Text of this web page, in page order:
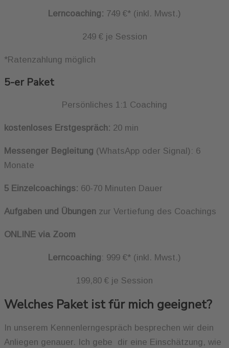
Lerncoaching: 749 €* (inkl. Mwst.)
249 € je Session
*Ratenzahlung möglich
5-er Paket
Persönliches 1:1 Coaching
kostenloses Erstgespräch: 20 min
Messenger Begleitung (WhatsApp oder Signal): 6
Monate
5 Einzelcoachings: 60-70 Minuten Dauer
Aufgaben und Übungen zur Vertiefung des Coachings
ONLINE via Zoom
Lerncoaching: 999 €* (inkl. Mwst.)
199,80 € je Session
Welches Paket ist für mich geeignet?
In unserem Kennenlerngespräch besprechen wir dein
Anliegen genauer. Ich gebe dir eine Einschätzung, wie